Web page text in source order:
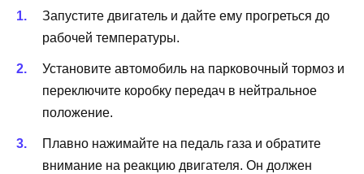
Запустите двигатель и дайте ему прогреться до
рабочей температуры.
Установите автомобиль на парковочный тормоз и
переключите коробку передач в нейтральное
положение.
Плавно нажимайте на педаль газа и обратите
внимание на реакцию двигателя. Он должен